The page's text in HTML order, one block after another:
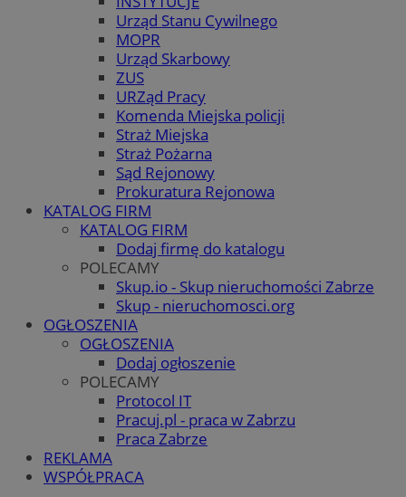
Urząd Stanu Cywilnego
MOPR
Urząd Skarbowy
ZUS
URZąd Pracy
Komenda Miejska policji
Straż Miejska
Straż Pożarna
Sąd Rejonowy
Prokuratura Rejonowa
KATALOG FIRM
KATALOG FIRM
Dodaj firmę do katalogu
POLECAMY
Skup.io - Skup nieruchomości Zabrze
Skup - nieruchomosci.org
OGŁOSZENIA
OGŁOSZENIA
Dodaj ogłoszenie
POLECAMY
Protocol IT
Pracuj.pl - praca w Zabrzu
Praca Zabrze
REKLAMA
WSPÓŁPRACA